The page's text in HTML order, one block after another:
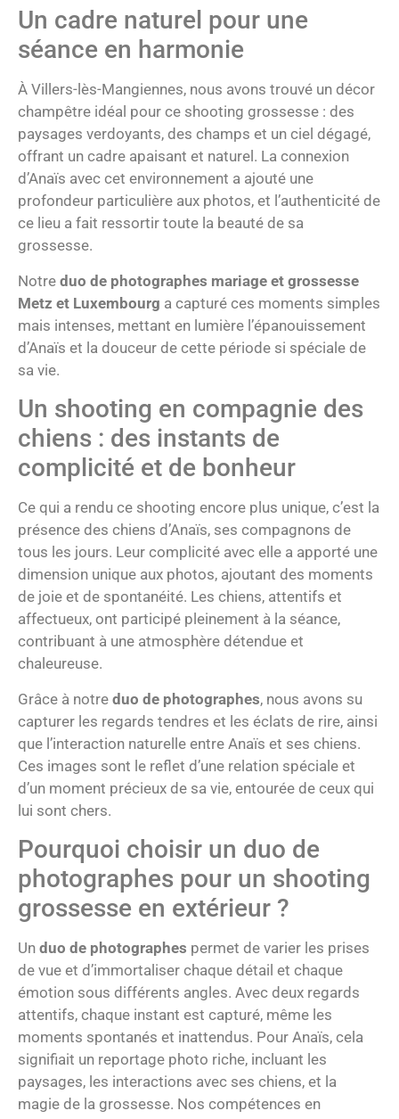
Un cadre naturel pour une
séance en harmonie
À Villers-lès-Mangiennes, nous avons trouvé un décor
champêtre idéal pour ce shooting grossesse : des
paysages verdoyants, des champs et un ciel dégagé,
offrant un cadre apaisant et naturel. La connexion
d’Anaïs avec cet environnement a ajouté une
profondeur particulière aux photos, et l’authenticité de
ce lieu a fait ressortir toute la beauté de sa
grossesse.
Notre duo de photographes mariage et grossesse
Metz et Luxembourg a capturé ces moments simples
mais intenses, mettant en lumière l’épanouissement
d’Anaïs et la douceur de cette période si spéciale de
sa vie.
Un shooting en compagnie des
chiens : des instants de
complicité et de bonheur
Ce qui a rendu ce shooting encore plus unique, c’est la
présence des chiens d’Anaïs, ses compagnons de
tous les jours. Leur complicité avec elle a apporté une
dimension unique aux photos, ajoutant des moments
de joie et de spontanéité. Les chiens, attentifs et
affectueux, ont participé pleinement à la séance,
contribuant à une atmosphère détendue et
chaleureuse.
Grâce à notre duo de photographes, nous avons su
capturer les regards tendres et les éclats de rire, ainsi
que l’interaction naturelle entre Anaïs et ses chiens.
Ces images sont le reflet d’une relation spéciale et
d’un moment précieux de sa vie, entourée de ceux qui
lui sont chers.
Pourquoi choisir un duo de
photographes pour un shooting
grossesse en extérieur ?
Un duo de photographes permet de varier les prises
de vue et d’immortaliser chaque détail et chaque
émotion sous différents angles. Avec deux regards
attentifs, chaque instant est capturé, même les
moments spontanés et inattendus. Pour Anaïs, cela
signifiait un reportage photo riche, incluant les
paysages, les interactions avec ses chiens, et la
magie de la grossesse. Nos compétences en